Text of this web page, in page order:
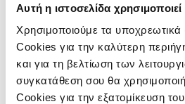
Αυτή η ιστοσελίδα
Χρησιμοποιούμε τα υποχρεωτικά
Cookies για την καλύτερη
και για τη βελτίωση των
συγκατάθεση σου θα
Cookies για την εξατομίκευση